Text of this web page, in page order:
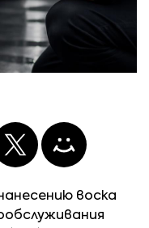
воска